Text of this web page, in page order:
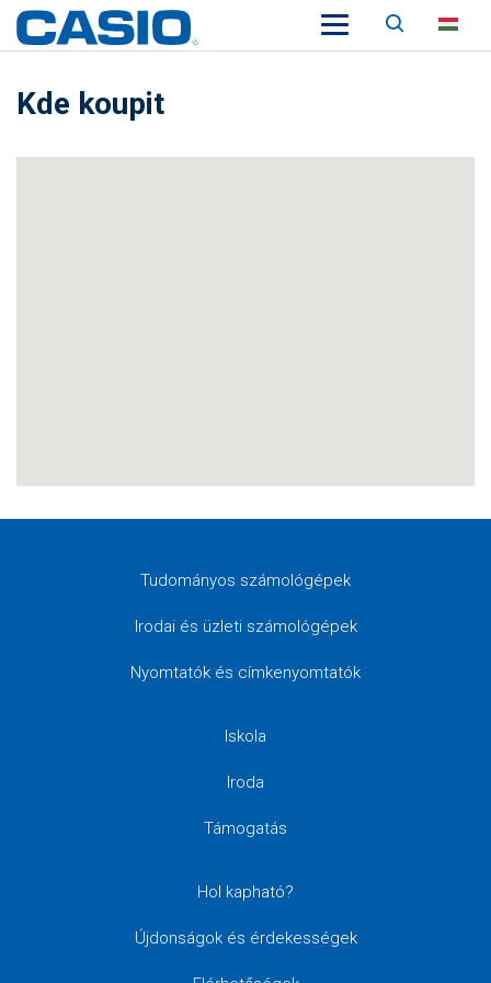
Keresés
Kde koupit
Tudományos számológépek
Irodai és üzleti számológépek
Nyomtatók és címkenyomtatók
Iskola
Iroda
Támogatás
Hol kapható?
Újdonságok és érdekességek